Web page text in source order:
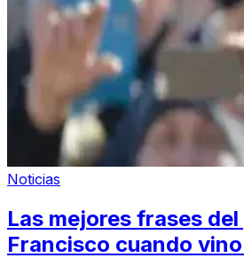
Noticias
Las mejores frases del
Francisco cuando